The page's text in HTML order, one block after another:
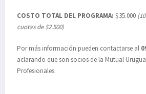
COSTO TOTAL DEL PROGRAMA: $35.000
cuotas de $2.500)
Por más información pueden contactarse al
aclarando que son socios de la Mutual
Profesionales.